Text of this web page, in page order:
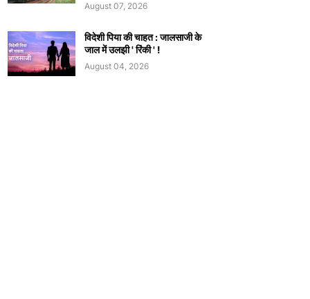
August 07, 2026
विदेशी पिया की चाहत : जालसाजी के
जाल में उलझी ' रिंकी ' !
August 04, 2026